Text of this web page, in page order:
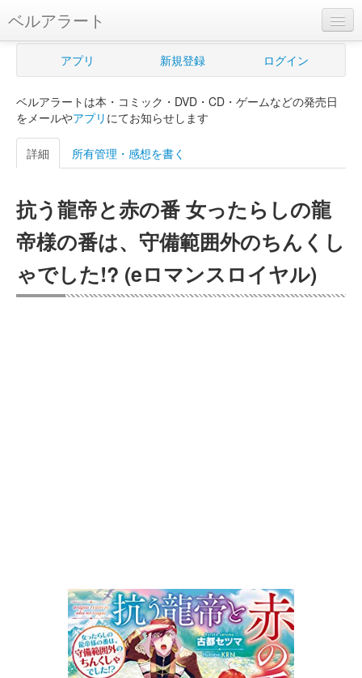
ベルアラート
ベルアラートとは
新規登録
ログイン
購入管理
Myシェルフ
プレミアム
アプリ 新規登録 ログイン
ベルアラートは本・コミック・DVD・CD・ゲームなどの発売日
をメールやアプリ にてお知らせします
詳細 所有管理・感想を書く
抗う龍帝と赤の番 女ったらしの龍
帝様の番は、守備範囲外のちんくし
ゃでした!? (eロマンスロイヤル)